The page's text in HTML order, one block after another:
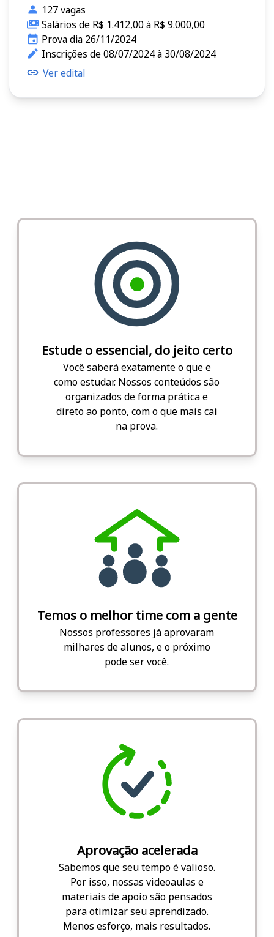
127 vagas
Salários de R$ 1.412,00 à R$ 9.000,00
Prova dia 26/11/2024
Inscrições de 08/07/2024 à 30/08/2024
Ver edital
Estude o essencial, do jeito certo
Você saberá exatamente o que e
como estudar. Nossos conteúdos são
organizados de forma prática e
direto ao ponto, com o que mais cai
na prova.
Temos o melhor time com a gente
Nossos professores já aprovaram
milhares de alunos, e o próximo
pode ser você.
Aprovação acelerada
Sabemos que seu tempo é valioso.
Por isso, nossas videoaulas e
materiais de apoio são pensados
para otimizar seu aprendizado.
Menos esforço, mais resultados.